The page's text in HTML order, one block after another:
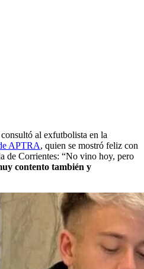
al exfutbolista en la
APTRA, quien se mostró feliz con
de Corrientes: “No vino hoy, pero
contento también y